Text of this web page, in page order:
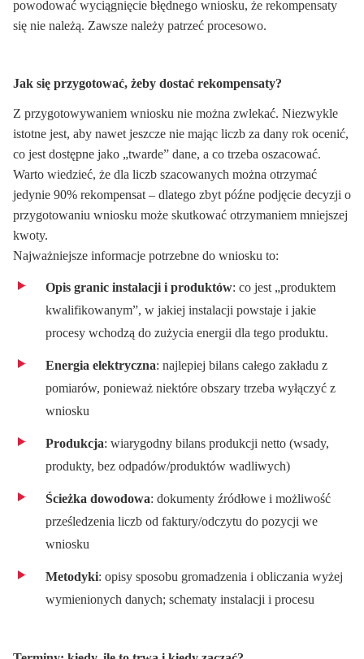
powodować wyciągnięcie błędnego wniosku, że rekompensaty
się nie należą. Zawsze należy patrzeć procesowo.
Jak się przygotować, żeby dostać rekompensaty?
Z przygotowywaniem wniosku nie można zwlekać. Niezwykle
istotne jest, aby nawet jeszcze nie mając liczb za dany rok ocenić,
co jest dostępne jako „twarde” dane, a co trzeba oszacować.
Warto wiedzieć, że dla liczb szacowanych można otrzymać
jedynie 90% rekompensat – dlatego zbyt późne podjęcie decyzji o
przygotowaniu wniosku może skutkować otrzymaniem mniejszej
kwoty.
Najważniejsze informacje potrzebne do wniosku to:
Opis granic instalacji i produktów: co jest „produktem
kwalifikowanym”, w jakiej instalacji powstaje i jakie
procesy wchodzą do zużycia energii dla tego produktu.
Energia elektryczna: najlepiej bilans całego zakładu z
pomiarów, ponieważ niektóre obszary trzeba wyłączyć z
wniosku
Produkcja: wiarygodny bilans produkcji netto (wsady,
produkty, bez odpadów/produktów wadliwych)
Ścieżka dowodowa: dokumenty źródłowe i możliwość
prześledzenia liczb od faktury/odczytu do pozycji we
wniosku
Metodyki: opisy sposobu gromadzenia i obliczania wyżej
wymienionych danych; schematy instalacji i procesu